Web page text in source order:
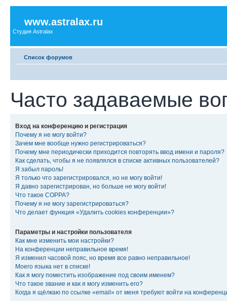
www.astralax.ru
Студия Astralax
Список форумов
Часто задаваемые
Вход на конференцию и регистрация
Почему я не могу войти?
Зачем мне вообще нужно регистрироваться?
Почему мне периодически приходится повторять ввод имени и пароля?
Как сделать, чтобы я не появлялся в списке активных пользователей?
Я забыл пароль!
Я только что зарегистрировался, но не могу войти!
Я давно зарегистрирован, но больше не могу войти!
Что такое COPPA?
Почему я не могу зарегистрироваться?
Что делает функция «Удалить cookies конференции»?
Параметры и настройки пользователя
Как мне изменить мои настройки?
На конференции неправильное время!
Я изменил часовой пояс, но время все равно неправильное!
Моего языка нет в списке!
Как я могу поместить изображение под своим именем?
Что такое звание и как я могу изменить его?
Когда я щёлкаю по ссылке «email» от меня требуют войти на